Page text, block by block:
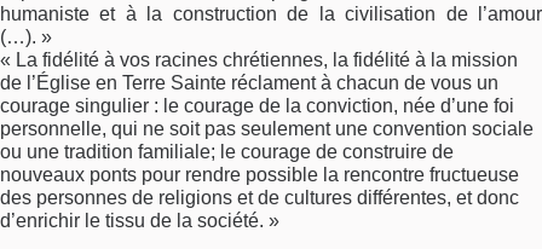
humaniste et à la construction de la civilisation de l’amour
(…). »
« La fidélité à vos racines chrétiennes, la fidélité à la mission
de l’Église en Terre Sainte réclament à chacun de vous un
courage singulier : le courage de la conviction, née d’une foi
personnelle, qui ne soit pas seulement une convention sociale
ou une tradition familiale; le courage de construire de
nouveaux ponts pour rendre possible la rencontre fructueuse
des personnes de religions et de cultures différentes, et donc
d’enrichir le tissu de la société. »